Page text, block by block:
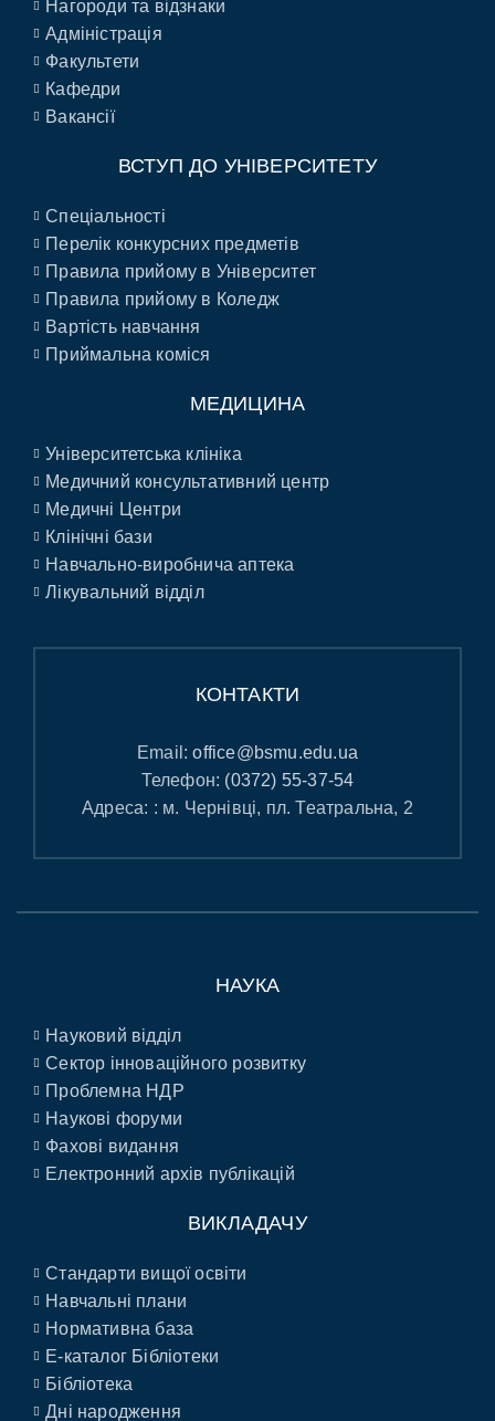
Нагороди та відзнаки
Адміністрація
Факультети
Кафедри
Вакансії
ВСТУП ДО УНІВЕРСИТЕТУ
Спеціальності
Перелік конкурсних предметів
Правила прийому в Університет
Правила прийому в Коледж
Вартість навчання
Приймальна коміся
МЕДИЦИНА
Університетська клініка
Медичний консультативний центр
Медичні Центри
Клінічні бази
Навчально-виробнича аптека
Лікувальний відділ
КОНТАКТИ
Email:office@bsmu.edu.ua
Телефон: (0372) 55-37-54
Адреса: : м. Чернівці, пл. Театральна, 2
НАУКА
Науковий відділ
Сектор інноваційного розвитку
Проблемна НДР
Наукові форуми
Фахові видання
Електронний архів публікацій
ВИКЛАДАЧУ
Стандарти вищої освіти
Навчальні плани
Нормативна база
E-каталог Бібліотеки
Бібліотека
Дні народження